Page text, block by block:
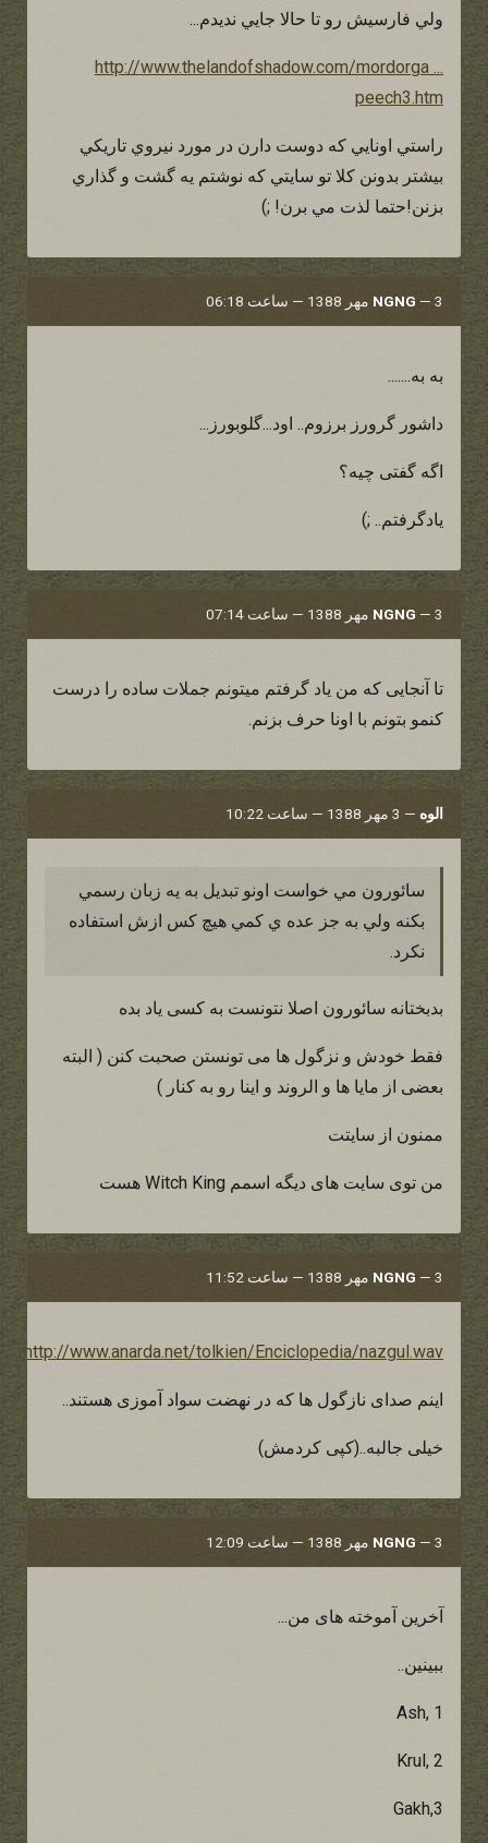
ولي فارسيش رو تا حالا جايي نديدم...
http://www.thelandofshadow.com/mordorga ...
peech3.htm
راستي اونايي كه دوست دارن در مورد نيروي تاريكي
بيشتر بدونن كلا تو سايتي كه نوشتم يه گشت و گذاري
بزنن!حتما لذت مي برن! ;)
NGNG — 3 مهر 1388 — ساعت 06:18
به به.......
داشور گرورز برزوم.. اود...گلوبورز...
اگه گفتی چیه؟
یادگرفتم.. ;)
NGNG — 3 مهر 1388 — ساعت 07:14
تا آنجایی که من یاد گرفتم میتونم جملات ساده را درست
کنمو بتونم با اونا حرف بزنم.
الوه — 3 مهر 1388 — ساعت 10:22
سائورون مي خواست اونو تبديل به يه زبان رسمي
بكنه ولي به جز عده ي كمي هيچ كس ازش استفاده
نكرد.
بدبختانه سائورون اصلا نتونست به کسی یاد بده
فقط خودش و نزگول ها می تونستن صحبت کنن ( البته
بعضی از مایا ها و الروند و اینا رو به کنار )
ممنون از سایتت
من توی سایت های دیگه اسمم Witch King هست
NGNG — 3 مهر 1388 — ساعت 11:52
http://www.anarda.net/tolkien/Enciclopedia/nazgul.wav
اینم صدای نازگول ها که در نهضت سواد آموزی هستند..
خیلی جالبه..(کپی کردمش)
NGNG — 3 مهر 1388 — ساعت 12:09
آخرین آموخته های من...
ببینین..
Ash, 1
Krul, 2
Gakh,3